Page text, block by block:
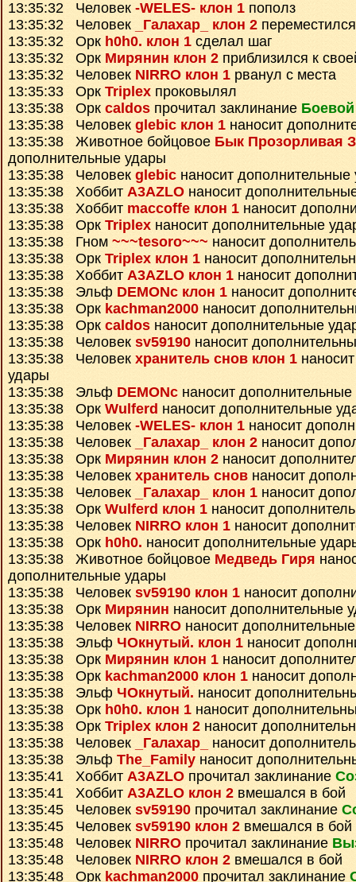
13:35:32 Человек -WELES- клон 1 пополз
13:35:32 Человек
_Галахар_ клон 2 переместился
13:35:32 Орк h0h0. клон 1 сделал шаг
13:35:32 Орк Мирянин клон 2 приблизился к
13:35:32 Человек NIRRO клон 1 рванул с места
13:35:33 Орк Triplex проковылял
13:35:38 Орк caldos прочитал заклинание
13:35:38 Человек glebic клон 1 наносит
13:35:38 Животное бойцовое Бык Прозорливая
дополнительные удары
13:35:38 Человек glebic наносит дополнительные
13:35:38 Хоббит A3AZLO наносит
13:35:38 Хоббит maccoffe клон 1 наносит
13:35:38 Орк Triplex наносит дополнительные
13:35:38 Гном ~~~tesoro~~~ наносит
13:35:38 Орк Triplex клон 1 наносит
13:35:38 Хоббит A3AZLO клон 1 наносит
13:35:38 Эльф DEMONc клон 1 наносит
13:35:38 Орк kachman2000 наносит
13:35:38 Орк caldos наносит дополнительные
13:35:38 Человек sv59190 наносит
13:35:38 Человек хранитель снов клон 1
удары
13:35:38 Эльф DEMONc наносит
13:35:38 Орк Wulferd наносит дополнительные
13:35:38 Человек -WELES- клон 1 наносит
13:35:38 Человек
_Галахар_ клон 2 наносит
13:35:38 Орк Мирянин клон 2 наносит
13:35:38 Человек хранитель снов наносит
13:35:38 Человек
_Галахар_ клон 1 наносит
13:35:38 Орк Wulferd клон 1 наносит
13:35:38 Человек NIRRO клон 1 наносит
13:35:38 Орк h0h0. наносит дополнительные
13:35:38 Животное бойцовое Медведь Гиря
дополнительные удары
13:35:38 Человек sv59190 клон 1 наносит
13:35:38 Орк Мирянин наносит дополнительные
13:35:38 Человек NIRRO наносит
13:35:38 Эльф ЧОкнутый. клон 1 наносит
13:35:38 Орк Мирянин клон 1 наносит
13:35:38 Орк kachman2000 клон 1 наносит
13:35:38 Эльф ЧОкнутый. наносит
13:35:38 Орк h0h0. клон 1 наносит
13:35:38 Орк Triplex клон 2 наносит
13:35:38 Человек
_Галахар_
наносит
13:35:38 Эльф The_Family наносит
13:35:41 Хоббит A3AZLO прочитал заклинание
13:35:41 Хоббит A3AZLO клон 2 вмешался в бой
13:35:45 Человек sv59190 прочитал заклинание
13:35:45 Человек sv59190 клон 2 вмешался в бой
13:35:48 Человек NIRRO прочитал заклинание
13:35:48 Человек NIRRO клон 2 вмешался в бой
13:35:48 Орк kachman2000 прочитал заклинание